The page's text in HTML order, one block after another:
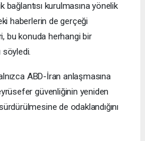
bağlantısı kurulmasına yönelik
haberlerin de gerçeği
bu konuda herhangi bir
söyledi.
ABD-İran anlaşmasına
güvenliğinin yeniden
de odaklandığını